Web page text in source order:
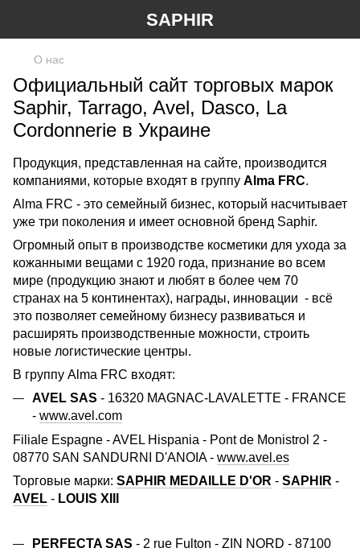
SAPHIR
О нас
Официальный сайт торговых марок
Saphir, Tarrago, Avel, Dasco, La
Cordonnerie в Украине
Продукция, представленная на сайте, производится
компаниями, которые входят в группу Alma FRC.
Alma FRC - это семейный бизнес, который насчитывает
уже три поколения и имеет основной бренд Saphir.
Огромный опыт в производстве косметики для ухода за
кожанными вещами с 1920 года, признание во всем
мире (продукцию знают и любят в более чем 70
странах на 5 континентах), награды, инновации - всё
это позволяет семейному бизнесу развиваться и
расширять производственные можности, строить
новые логистические центры.
В группу Alma FRC входят:
AVEL SAS - 16320 MAGNAC-LAVALETTE - FRANCE
- www.avel.com
Filiale Espagne - AVEL Hispania - Pont de Monistrol 2 -
08770 SAN SANDURNI D'ANOIA - www.avel.es
Торговые марки: SAPHIR MEDAILLE D'OR - SAPHIR -
AVEL - LOUIS XIII
PERFECTA SAS - 2 rue Fulton - ZIN NORD - 87100